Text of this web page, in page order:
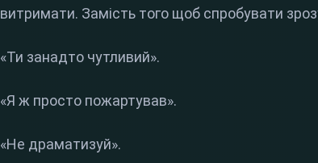
витримати. Замість того щоб спробувати
«Ти занадто чутливий».
«Я ж просто пожартував».
«Не драматизуй».